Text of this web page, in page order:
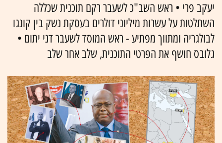
יעקב פרי • ראש השב"כ לשעבר רקם תוכנית שכללה
השתלטות על עשרות מיליוני דולרים בעסקת נשק בין קונגו
לבולגריה ומתווך מפתיע - ראש המוסד לשעבר דני יתום •
גלובס חושף את הפרטי התוכנית, שלב אחר שלב